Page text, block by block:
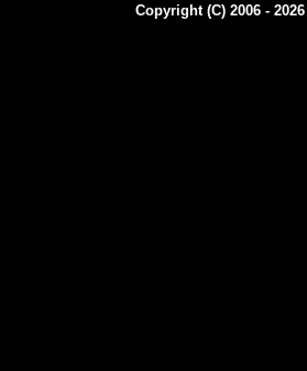
Copyright (C) 2006 -